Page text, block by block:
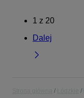
1 z 20
Dalej